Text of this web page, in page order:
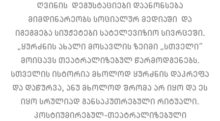
ღვინის დეგუსტაციები დაანონსება
მიმდინარეობს სოციალურ მედიაში და
იგეგმება სიუჟეტები სატელევიზიო სივრცეში.
„ყურძნის ახალი მოსავლის ზეიმი „სთველი“
მოიცავს თეატრალიზებულ წარმოდგენებს.
სთველის ისტორია მხოლოდ ყურძნის დაკრეფა
და დაწურვა, ანუ მხოლოდ შრომა არ იყო და ეს
იყო სრულიად განსაკუთრებული რიტუალი.
კოსტიუმირებულ-თეატრალიზებული